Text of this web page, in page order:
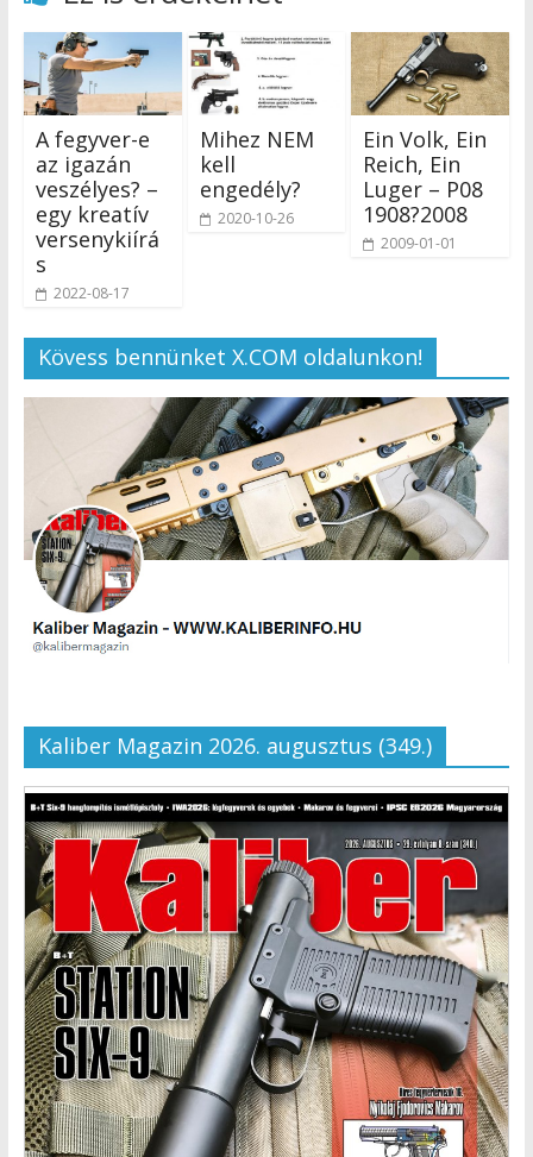
A fegyver-e
az igazán
veszélyes? –
egy kreatív
versenykiírá
s
2022-08-17
Mihez NEM
kell
engedély?
2020-10-26
Ein Volk, Ein
Reich, Ein
Luger – P08
1908?2008
2009-01-01
Kövess bennünket X.COM oldalunkon!
Kaliber Magazin 2026. augusztus (349.)